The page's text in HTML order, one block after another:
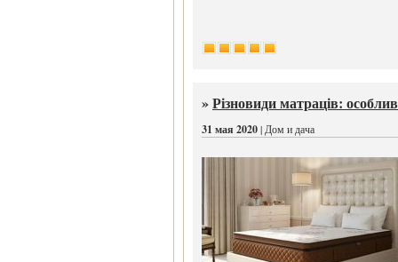
»Різновиди матраців:
31 мая 2020| Дом и дача